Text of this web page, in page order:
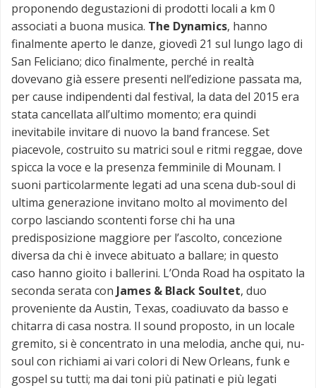
proponendo degustazioni di prodotti locali a km 0
associati a buona musica. The Dynamics, hanno
finalmente aperto le danze, giovedì 21 sul lungo lago di
San Feliciano; dico finalmente, perché in realtà
dovevano già essere presenti nell’edizione passata ma,
per cause indipendenti dal festival, la data del 2015 era
stata cancellata all’ultimo momento; era quindi
inevitabile invitare di nuovo la band francese. Set
piacevole, costruito su matrici soul e ritmi reggae, dove
spicca la voce e la presenza femminile di Mounam. I
suoni particolarmente legati ad una scena dub-soul di
ultima generazione invitano molto al movimento del
corpo lasciando scontenti forse chi ha una
predisposizione maggiore per l’ascolto, concezione
diversa da chi è invece abituato a ballare; in questo
caso hanno gioito i ballerini. L’Onda Road ha ospitato la
seconda serata con James & Black Soultet, duo
proveniente da Austin, Texas, coadiuvato da basso e
chitarra di casa nostra. Il sound proposto, in un locale
gremito, si è concentrato in una melodia, anche qui, nu-
soul con richiami ai vari colori di New Orleans, funk e
gospel su tutti; ma dai toni più patinati e più legati